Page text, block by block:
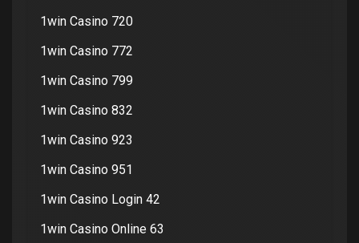
1win Casino 720
1win Casino 772
1win Casino 799
1win Casino 832
1win Casino 923
1win Casino 951
1win Casino Login 42
1win Casino Online 63